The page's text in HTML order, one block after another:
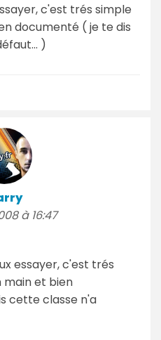
c'est trés simple
documenté ( je te dis
)
à 16:47
essayer, c'est trés
main et bien
cette classe n'a